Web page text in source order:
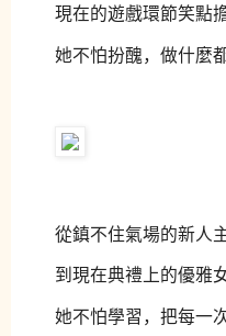
現在的遊戲環節笑點
她不怕扮醜，做什麼
從鎮不住氣場的新人
到現在典禮上的優雅
她不怕學習，把每一